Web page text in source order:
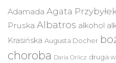
Adamada Agata
Pruska Albatros alkohol
Krasińska Augusta Docher
choroba Daria Orlicz druga